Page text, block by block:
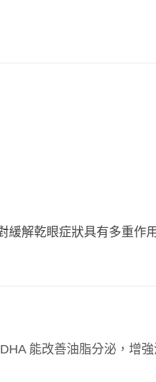
緩解乾眼症狀具有多重作
能改善油脂分泌，增